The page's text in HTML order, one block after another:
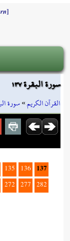
]
سورة البقرة ١٣٧
القرآن الكريم»سورة
135 136 137
272 277 282